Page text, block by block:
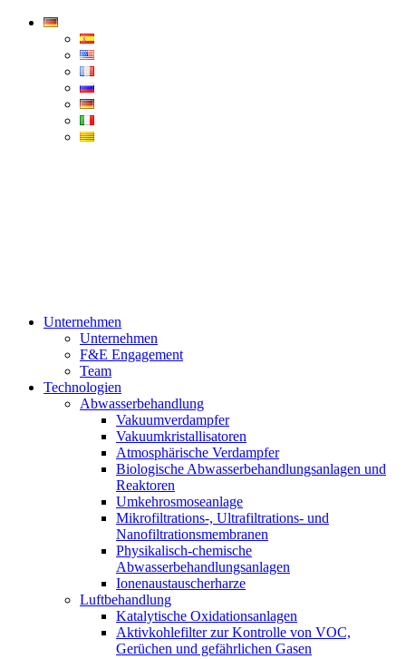
Condorchem
Unternehmen
Unternehmen
F&E Engagement
Team
Technologien
Abwasserbehandlung
Vakuumverdampfer
Vakuumkristallisatoren
Atmosphärische Verdampfer
Biologische Abwasserbehandlungsanlagen und
Reaktoren
Umkehrosmoseanlage
Mikrofiltrations-, Ultrafiltrations- und
Nanofiltrationsmembranen
Physikalisch-chemische
Abwasserbehandlungsanlagen
Ionenaustauscherharze
Luftbehandlung
Katalytische Oxidationsanlagen
Aktivkohlefilter zur Kontrolle von VOC,
Gerüchen und gefährlichen Gasen